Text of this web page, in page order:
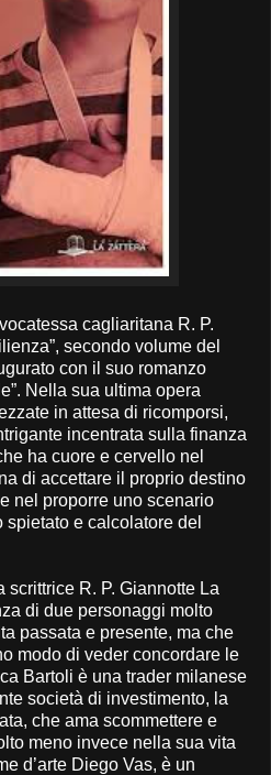
cagliaritana R. P.
secondo volume del
con il suo romanzo
Nella sua ultima opera
in attesa di ricomporsi,
incentrata sulla finanza
ha cuore e cervello nel
di accettare il proprio destino
nel proporre uno scenario
e calcolatore del
R. P. Giannotte La
di due personaggi molto
passata e presente, ma che
modo di veder concordare le
Bartoli è una trader milanese
società di investimento, la
che ama scommettere e
meno invece nella sua vita
d’arte Diego Vas, è un